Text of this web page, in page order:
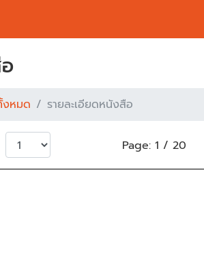
งหมด รายละเอียดหนังสือ
Page: 1 / 20